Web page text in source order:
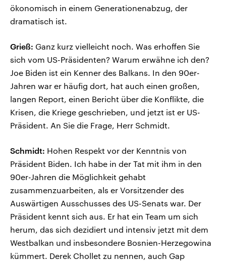
ökonomisch in einem Generationenabzug, der
dramatisch ist.
Grieß: Ganz kurz vielleicht noch. Was erhoffen Sie
sich vom US-Präsidenten? Warum erwähne ich den?
Joe Biden ist ein Kenner des Balkans. In den 90er-
Jahren war er häufig dort, hat auch einen großen,
langen Report, einen Bericht über die Konflikte, die
Krisen, die Kriege geschrieben, und jetzt ist er US-
Präsident. An Sie die Frage, Herr Schmidt.
Schmidt: Hohen Respekt vor der Kenntnis von
Präsident Biden. Ich habe in der Tat mit ihm in den
90er-Jahren die Möglichkeit gehabt
zusammenzuarbeiten, als er Vorsitzender des
Auswärtigen Ausschusses des US-Senats war. Der
Präsident kennt sich aus. Er hat ein Team um sich
herum, das sich dezidiert und intensiv jetzt mit dem
Westbalkan und insbesondere Bosnien-Herzegowina
kümmert. Derek Chollet zu nennen, auch Gap